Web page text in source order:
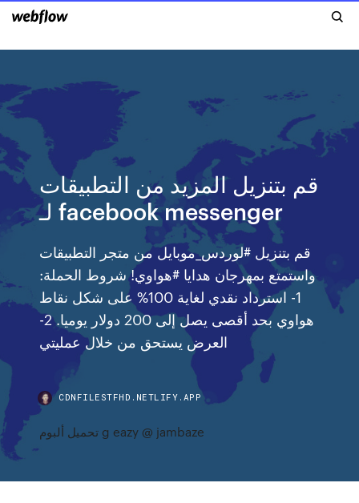
قم بتنزيل المزيد من التطبيقات
لـ facebook messenger
قم بتنزيل #لوردس_موبايل من متجر التطبيقات
واستمتع بمهرجان هدايا #هواوي! شروط الحملة:
1- استرداد نقدي لغاية 100% على شكل نقاط
هواوي بحد أقصى يصل إلى 200 دولار يوميا. 2-
العرض يستحق من خلال عمليتي
CDNFILESTFHD.NETLIFY.APP
تحميل ألبوم g eazy @ jambaze